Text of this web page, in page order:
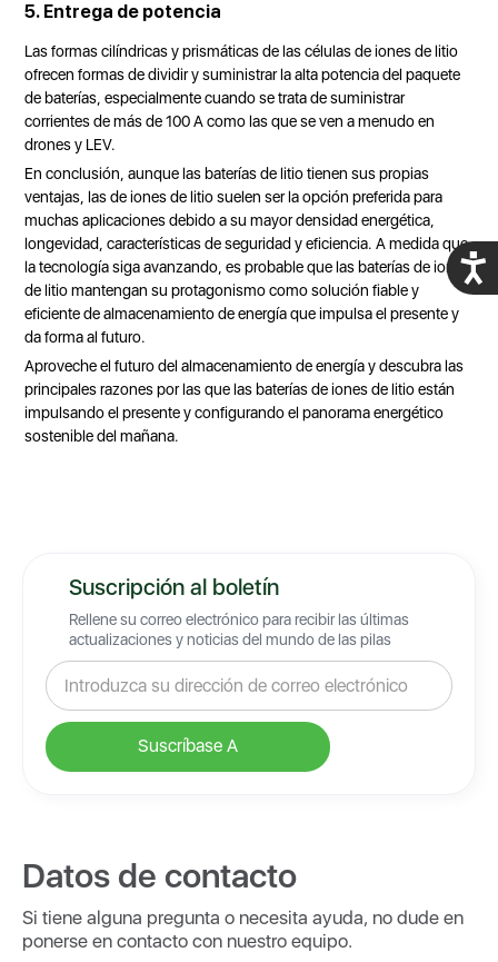
5. Entrega de potencia
Las formas cilíndricas y prismáticas de las células de iones de litio
ofrecen formas de dividir y suministrar la alta potencia del paquete
de baterías, especialmente cuando se trata de suministrar
corrientes de más de 100 A como las que se ven a menudo en
drones y LEV.
En conclusión, aunque las baterías de litio tienen sus propias
ventajas, las de iones de litio suelen ser la opción preferida para
muchas aplicaciones debido a su mayor densidad energética,
longevidad, características de seguridad y eficiencia. A medida que
la tecnología siga avanzando, es probable que las baterías de iones
de litio mantengan su protagonismo como solución fiable y
eficiente de almacenamiento de energía que impulsa el presente y
da forma al futuro.
Aproveche el futuro del almacenamiento de energía y descubra las
principales razones por las que las baterías de iones de litio están
impulsando el presente y configurando el panorama energético
sostenible del mañana.
Suscripción al boletín
Rellene su correo electrónico para recibir las últimas
actualizaciones y noticias del mundo de las pilas
Datos de contacto
Si tiene alguna pregunta o necesita ayuda, no dude en
ponerse en contacto con nuestro equipo.